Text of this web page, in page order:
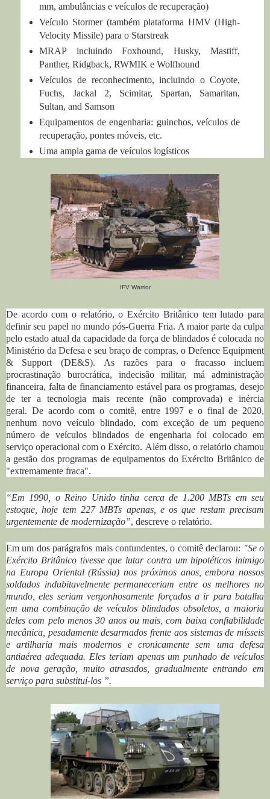
mm, ambulâncias e veículos de recuperação)
Veículo Stormer (também plataforma HMV (High-
Velocity Missile) para o Starstreak
MRAP incluindo Foxhound, Husky, Mastiff,
Panther, Ridgback, RWMIK e Wolfhound
Veículos de reconhecimento, incluindo oCoyote,
Fuchs, Jackal 2, Scimitar, Spartan, Samaritan,
Sultan, and Samson
Equipamentos de engenharia: guinchos, veículos de
recuperação, pontes móveis, etc.
Uma ampla gama de veículos logísticos
IFV Warrior
De acordo com o relatório, o Exército Britânico tem lutado para
definir seu papel no mundo pós-Guerra Fria. A maior parte da culpa
pelo estado atual da capacidade da força de blindados é colocada no
Ministério da Defesa e seu braço de compras, o Defence Equipment
& Support (DE&S). As razões para o fracasso incluem
procrastinação burocrática, indecisão militar, má administração
financeira, falta de financiamento estável para os programas, desejo
de ter a tecnologia mais recente (não comprovada) e inércia
geral. De acordo com o comitê, entre 1997 e o final de 2020,
nenhum novo veículo blindado, com exceção de um pequeno
número de veículos blindados de engenharia foi colocado em
serviço operacional com o Exército. Além disso, o relatório chamou
a gestão dos programas de equipamentos do Exército Britânico de
"extremamente fraca".
“Em 1990, o Reino Unido tinha cerca de 1.200 MBTs em seu
estoque, hoje tem 227 MBTs apenas, e os que restam precisam
urgentemente de modernização”, descreve o relatório.
Em um dos parágrafos mais contundentes, o comitê declarou: "Se o
Exército Britânico tivesse que lutar contra um hipotéticos inimigo
na Europa Oriental (Rússia) nos próximos anos, embora nossos
soldados indubitavelmente permaneceriam entre os melhores no
mundo, eles seriam vergonhosamente forçados a ir para batalha
em uma combinação de veículos blindados obsoletos, a maioria
deles com pelo menos 30 anos ou mais, com baixa confiabilidade
mecânica, pesadamente desarmados frente aos sistemas de mísseis
e artilharia mais modernos e cronicamente sem uma defesa
antiaérea adequada. Eles teriam apenas um punhado de veículos
de nova geração, muito atrasados, gradualmente entrando em
serviço para substituí-los ”.